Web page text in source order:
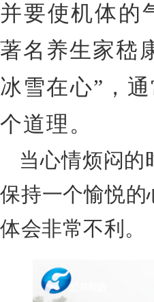
并要使机体的
著名养生家嵇
冰雪在心”，
个道理。
当心情烦闷的
保持一个愉悦
体会非常不利。